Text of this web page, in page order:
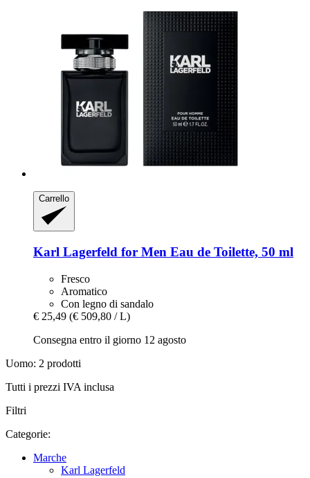
Carrello
Karl Lagerfeld for Men Eau de Toilette, 50 ml
Fresco
Aromatico
Con legno di sandalo
€ 25,49 (€ 509,80 / L)
Consegna entro il giorno 12 agosto
Uomo: 2 prodotti
Tutti i prezzi IVA inclusa
Filtri
Categorie:
Marche
Karl Lagerfeld